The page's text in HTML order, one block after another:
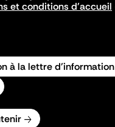
et conditions d'accueil
à la lettre d'information